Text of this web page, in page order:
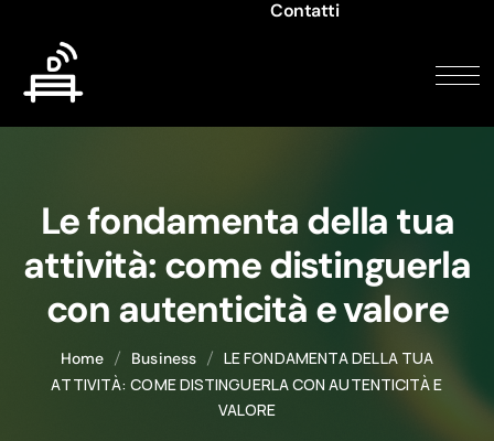
Contatti
Le fondamenta della tua
attività: come distinguerla
con autenticità e valore
Home Business
LE FONDAMENTA DELLA TUA
ATTIVITÀ: COME DISTINGUERLA CON AUTENTICITÀ E
VALORE